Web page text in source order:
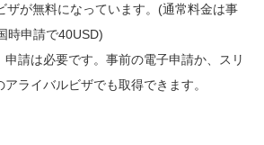
ザが無料になっています。(通常料金は事
時申請で40USD)
請は必要です。事前の電子申請か、スリ
ライバルビザでも取得できます。